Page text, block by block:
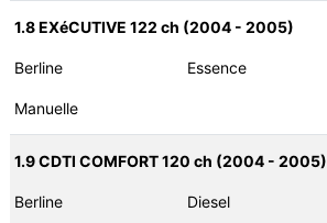
1.8 EXéCUTIVE 122 ch (2004 - 2005)
Berline Essence
Manuelle
1.9 CDTI COMFORT 120 ch (2004 - 2005)
Berline Diesel